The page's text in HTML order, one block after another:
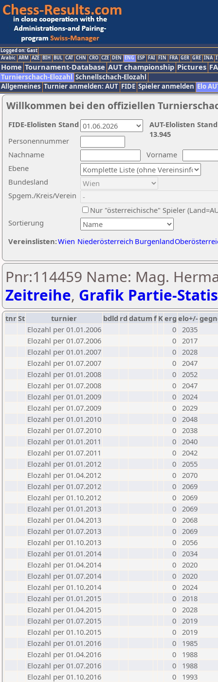
Logged on: Gast
Arabic ARM AZE BIH BUL CAT CHN CRO CZE DEN ENG ESP FAI FIN FRA GER GRE INA
Home Tournament-Database AUT championship Pictures
Turnierschach-Elozahl Schnellschach-Elozahl
Allgemeines Turnier anmelden: AUT FIDE Spieler anmelden Elo
Willkommen bei den offiziellen
Nachname
Vorname
Ebene
Sortierung
Personennummer
Bundesland
Spgem./Kreis/Verein
Nur "österreichische" Spieler
Vereinslisten:Wien Niederösterreich Burgenland
AUT-Elolisten
13.945
FIDE-Elolisten Stand
Pnr:114459 Name: Mag.
Zeitreihe, Grafik Partie-
tnrSt turnier bdld rd datumf Kerg elo+/-
Elozahl per 01.01.2006
0 2035
Elozahl per 01.07.2006
0 2017
Elozahl per 01.01.2007
0 2028
Elozahl per 01.07.2007
0 2047
Elozahl per 01.01.2008
0 2052
Elozahl per 01.07.2008
0 2047
Elozahl per 01.01.2009
0 2024
Elozahl per 01.07.2009
0 2029
Elozahl per 01.01.2010
0 2048
Elozahl per 01.07.2010
0 2038
Elozahl per 01.01.2011
0 2040
Elozahl per 01.07.2011
0 2042
Elozahl per 01.01.2012
0 2055
Elozahl per 01.04.2012
0 2070
Elozahl per 01.07.2012
0 2069
Elozahl per 01.10.2012
0 2069
Elozahl per 01.01.2013
0 2069
Elozahl per 01.04.2013
0 2068
Elozahl per 01.07.2013
0 2069
Elozahl per 01.10.2013
0 2056
Elozahl per 01.01.2014
0 2034
Elozahl per 01.04.2014
0 2020
Elozahl per 01.07.2014
0 2020
Elozahl per 01.10.2014
0 2024
Elozahl per 01.01.2015
0 2018
Elozahl per 01.04.2015
0 2028
Elozahl per 01.07.2015
0 2019
Elozahl per 01.10.2015
0 2019
Elozahl per 01.01.2016
0
1985
Elozahl per 01.04.2016
0
1988
Elozahl per 01.07.2016
0
1988
Elozahl per 01.10.2016
0
1993